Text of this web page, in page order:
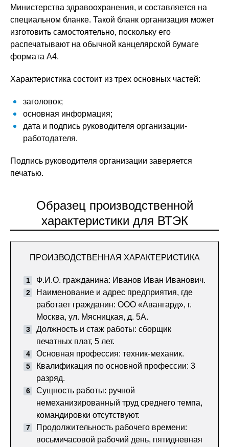
Министерства здравоохранения, и составляется на
специальном бланке. Такой бланк организация может
изготовить самостоятельно, поскольку его
распечатывают на обычной канцелярской бумаге
формата А4.
Характеристика состоит из трех основных частей:
заголовок;
основная информация;
дата и подпись руководителя организации-
работодателя.
Подпись руководителя организации заверяется
печатью.
Образец производственной
характеристики для ВТЭК
ПРОИЗВОДСТВЕННАЯ ХАРАКТЕРИСТИКА
Ф.И.О. гражданина: Иванов Иван Иванович.
Наименование и адрес предприятия, где
работает гражданин: ООО «Авангард», г.
Москва, ул. Мясницкая, д. 5А.
Должность и стаж работы: сборщик
печатных плат, 5 лет.
Основная профессия: техник-механик.
Квалификация по основной профессии: 3
разряд.
Сущность работы: ручной
немеханизированный труд среднего темпа,
командировки отсутствуют.
Продолжительность рабочего времени:
восьмичасовой рабочий день, пятидневная